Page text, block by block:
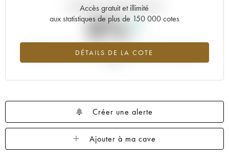
Accès gratuit et illimité
aux statistiques de plus de 150 000 cotes
DÉTAILS DE LA COTE
Tendance actuelle de la cote
0%
Tendance à la hausse du millésime 2010 en 2026 par rapport à
Créer une alerte
Ajouter à ma cave